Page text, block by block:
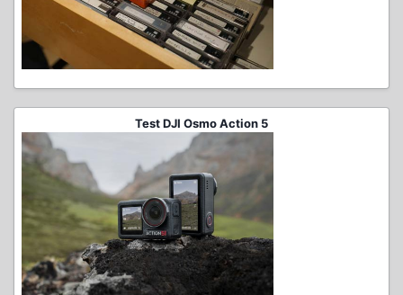
Test DJI Osmo Action 5